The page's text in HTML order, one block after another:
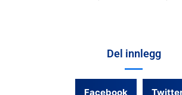
Del innlegg
Facebook